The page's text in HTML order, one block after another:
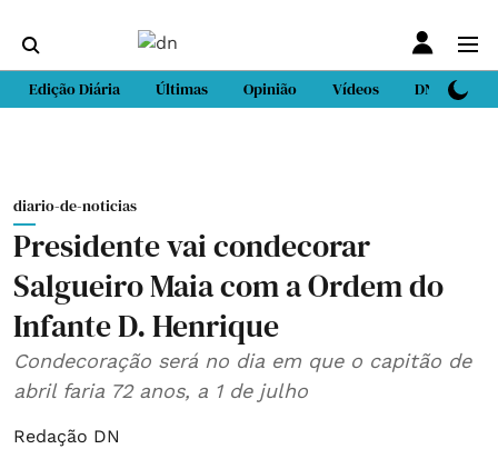
Edição Diária Últimas Opinião Vídeos DN Sport
diario-de-noticias
Presidente vai condecorar
Salgueiro Maia com a Ordem do
Infante D. Henrique
Condecoração será no dia em que o capitão de
abril faria 72 anos, a 1 de julho
Redação DN